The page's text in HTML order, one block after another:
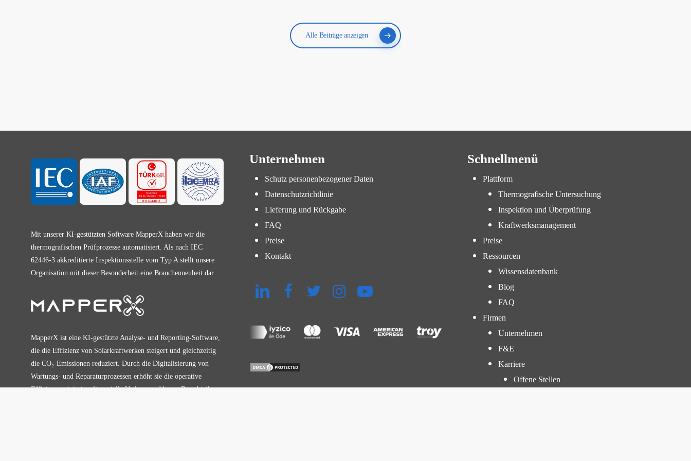
Alle Beiträge anzeigen
Mit unserer KI-gestützten Software MapperX haben wir die
thermografischen Prüfprozesse automatisiert. Als nach IEC
62446-3 akkreditierte Inspektionsstelle vom Typ A stellt unsere
Organisation mit dieser Besonderheit eine Branchenneuheit dar.
MapperX ist eine KI-gestützte Analyse- und Reporting-Software,
die die Effizienz von Solarkraftwerken steigert und gleichzeitig
die CO₂-Emissionen reduziert. Durch die Digitalisierung von
Wartungs- und Reparaturprozessen erhöht sie die operative
Effizienz, minimiert finanzielle Verluste und beugt Brandrisiken
Unternehmen
Schutz personenbezogener Daten
Datenschutzrichtlinie
Lieferung und Rückgabe
FAQ
Preise
Kontakt
Schnellmenü
Plattform
Thermografische Untersuchung
Inspektion und Überprüfung
Kraftwerksmanagement
Preise
Ressourcen
Wissensdatenbank
Blog
FAQ
Firmen
Unternehmen
F&E
Karriere
Offene Stellen